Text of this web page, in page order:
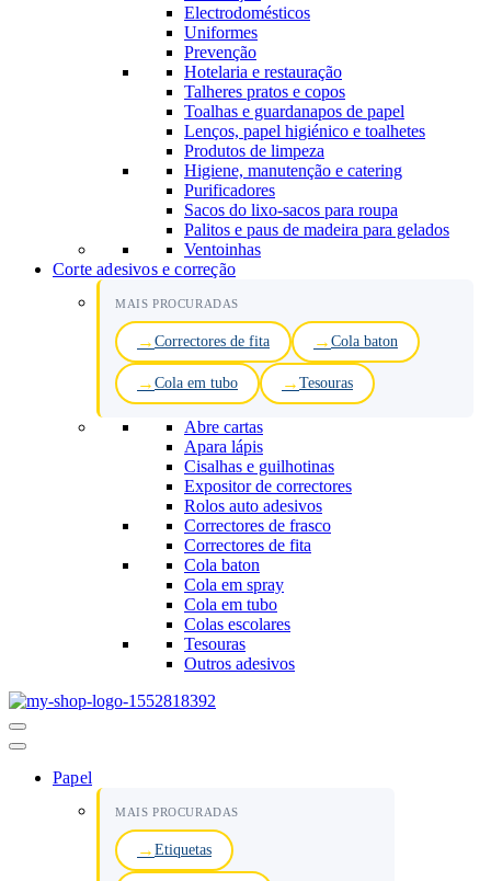
Electrodomésticos
Uniformes
Prevenção
Hotelaria e restauração
Talheres pratos e copos
Toalhas e guardanapos de papel
Lenços, papel higiénico e toalhetes
Produtos de limpeza
Higiene, manutenção e catering
Purificadores
Sacos do lixo-sacos para roupa
Palitos e paus de madeira para gelados
Ventoinhas
Corte adesivos e correção
MAIS PROCURADAS
Correctores de fita Cola baton
Cola em tubo Tesouras
Abre cartas
Apara lápis
Cisalhas e guilhotinas
Expositor de correctores
Rolos auto adesivos
Correctores de frasco
Correctores de fita
Cola baton
Cola em spray
Cola em tubo
Colas escolares
Tesouras
Outros adesivos
Menu
de
Papel
MAIS PROCURADAS
Etiquetas